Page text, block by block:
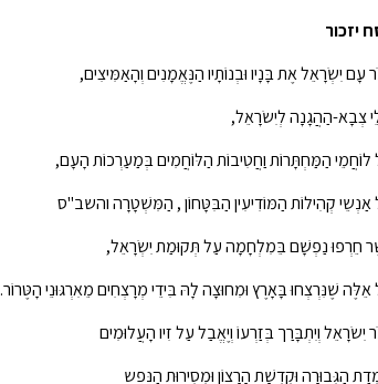
יזכור
עָם יִשְֹרָאֵל אֶת בָּנָיו וּבְנוֹתָיו הַנֶּאֱמָנִים וְהָאַמִּיצִים,
צְבָא-הַהֲגָנָה לְיִשׂרָאֵל,
לוֹחֲמֵי הַמַּחְתָּרוֹת וַחֲטִיבוֹת הַלּוֹחֲמִים בְּמַעַרְכוֹת הָעָם,
אַנְשֵי קְהִילוֹת הַמּוֹדִיעִין הַבִּטָּחוֹן , הַמִּשְׁטָרָה והשב"ס
חֵרְפוּ נַפְשָׁם בֵּמִלְחָמָה עַל תְּקוּמַת יִשְׂרָאֵל,
אֵלֶּה שֶׁנִּרְצְחוּ בָּאָרֶץ וּמִחוּצָה לָהּ בִּידֵי מְרָצְחִים מֵאִרְגּוּנֵי הָטֶּרוֹר.
יִשׂרָאֵל וְיִתְבָּרַך בְּזַרְעוֹ וְיֶאֱבַל עַל זִיו הָעֲלוּמִים
הַגְּבוּרָה וּקְדֻשָׁת הָרָצוֹן וּמְסִירוּת הַנֶּפֶש